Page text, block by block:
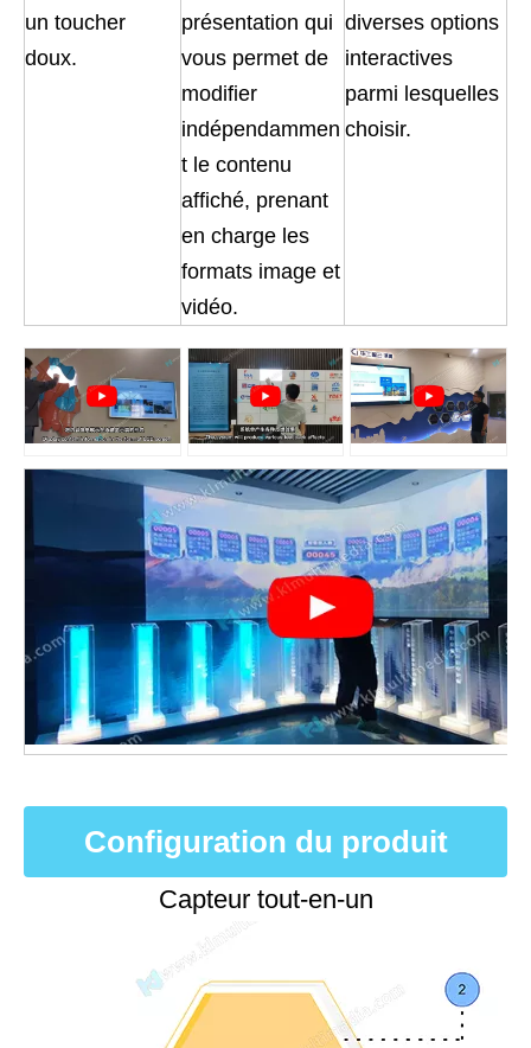
un toucher
doux.
présentation qui
vous permet de
modifier
indépendammen
t le contenu
affiché, prenant
en charge les
formats image et
vidéo.
diverses options
interactives
parmi lesquelles
choisir.
Configuration du produit
Capteur tout-en-un